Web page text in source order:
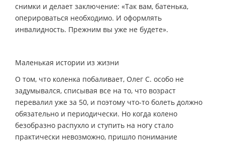
снимки и делает заключение: «Так вам, батенька,
оперироваться необходимо. И оформлять
инвалидность. Прежним вы уже не будете».
Маленькая истории из жизни
О том, что коленка побаливает, Олег С. особо не
задумывался, списывая все на то, что возраст
перевалил уже за 50, и поэтому что-то болеть должно
обязательно и периодически. Но когда колено
безобразно распухло и ступить на ногу стало
практически невозможно, пришло понимание